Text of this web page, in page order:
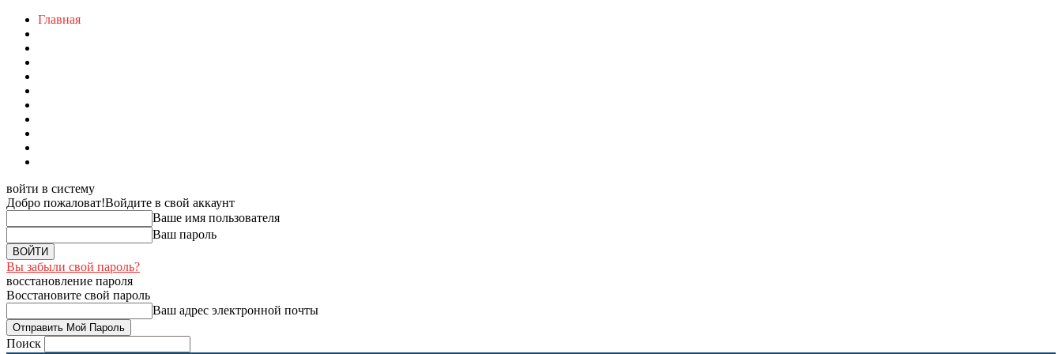
Главная
войти в систему
Добро пожаловат!Войдите в свой аккаунт
Ваше имя пользователя
Ваш пароль
Вы забыли свой пароль?
восстановление пароля
Восстановите свой пароль
Ваш адрес электронной почты
Поиск